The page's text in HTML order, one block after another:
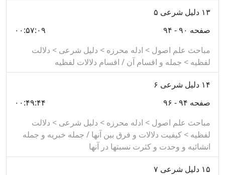
۱۳ دلیل شرعی ۵
صفحه ۹۰ - ۹۴
۰۰:۵۷:۰۹
مباحث علم اصول > ادله محرزه > دلیل شرعی > دلالت
لفظیه > جمله و اقسام آن / اقسام دلالات لفظیه
۱۴ دلیل شرعی ۶
صفحه ۹۴ - ۹۶
۰۰:۴۹:۴۴
مباحث علم اصول > ادله محرزه > دلیل شرعی > دلالت
لفظیه > کیفیت دلالات و فرق بین آنها / جمله خبریه و جمله
انشائیه و وحدت و کثرت نسبتها در آنها
۱۵ دلیل شرعی ۷